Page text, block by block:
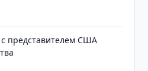
представителем США